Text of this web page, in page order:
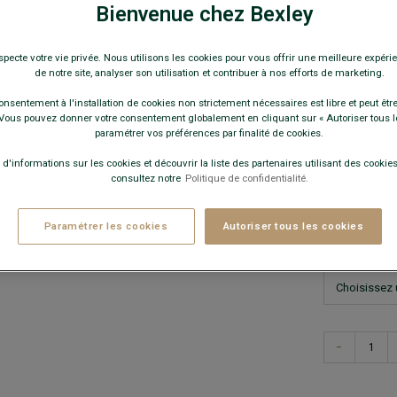
Ce
−
Bienvenue chez Bexley
votre vie privée. Nous utilisons les cookies pour vous offrir une meilleure
de notre site, analyser son utilisation et contribuer à nos efforts de marketing.
à l'installation de cookies non strictement nécessaires est libre et peut
pouvez donner votre consentement globalement en cliquant sur « Autoriser tous
paramétrer vos préférences par finalité de cookies.
d'informations sur les cookies et découvrir la liste des partenaires utilisant des
consultez notre Politique de confidentialité.
Paramétrer les cookies Autoriser tous les cookies